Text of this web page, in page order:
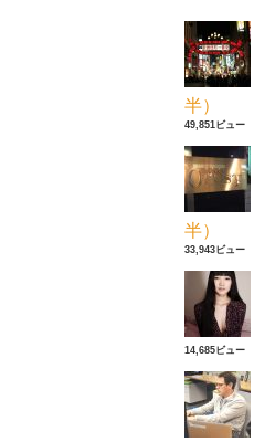
半）
49,851ビュー
半）
33,943ビュー
14,685ビュー